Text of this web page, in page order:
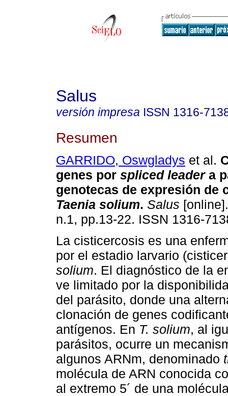
Salus
versión impresa ISSN 1316-
Resumen
GARRIDO, Oswgladys et al.
genes por spliced leader a
genotecas de expresión de
Taenia solium. Salus
n.1, pp.13-22. ISSN 1316-
La cisticercosis es una
por el estadio larvario
solium. El diagnóstico de la
ve limitado por la
del parásito, donde una
clonación de genes
antígenos. En T. solium, al
parásitos, ocurre un
algunos ARNm, denominado
molécula de ARN conocida
al extremo 5´ de una